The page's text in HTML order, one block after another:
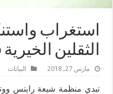
استغراب
الثقلين
مارس 27, 2018 البیانات
تبدي منظمة شيعة رايتس